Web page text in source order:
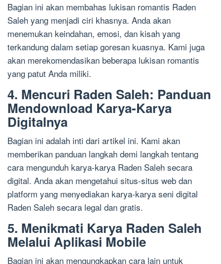
Bagian ini akan membahas lukisan romantis Raden
Saleh yang menjadi ciri khasnya. Anda akan
menemukan keindahan, emosi, dan kisah yang
terkandung dalam setiap goresan kuasnya. Kami juga
akan merekomendasikan beberapa lukisan romantis
yang patut Anda miliki.
4. Mencuri Raden Saleh: Panduan
Mendownload Karya-Karya
Digitalnya
Bagian ini adalah inti dari artikel ini. Kami akan
memberikan panduan langkah demi langkah tentang
cara mengunduh karya-karya Raden Saleh secara
digital. Anda akan mengetahui situs-situs web dan
platform yang menyediakan karya-karya seni digital
Raden Saleh secara legal dan gratis.
5. Menikmati Karya Raden Saleh
Melalui Aplikasi Mobile
Bagian ini akan mengungkapkan cara lain untuk